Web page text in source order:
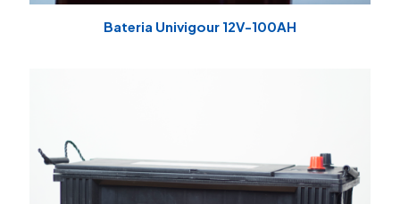
Bateria Univigour 12V-100AH